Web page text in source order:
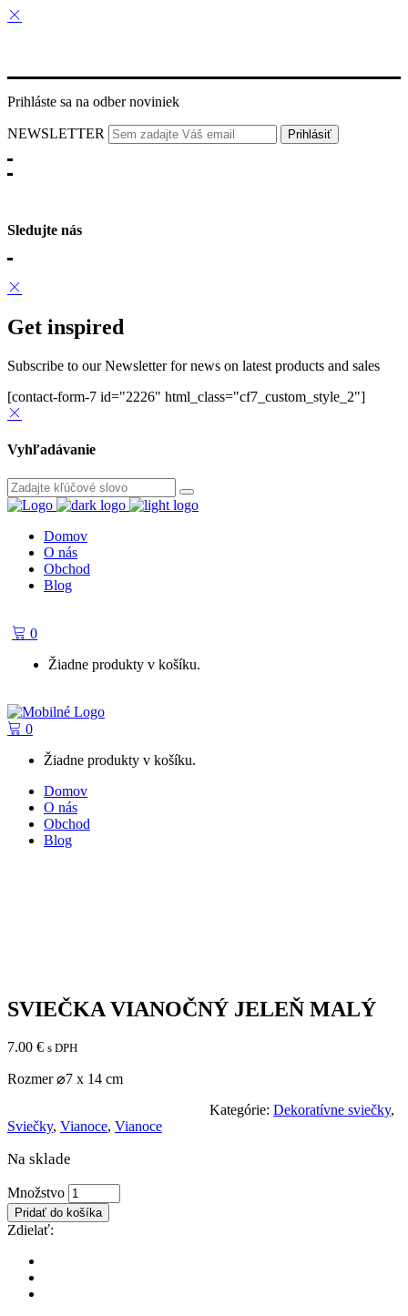
Prihláste sa na odber noviniek
NEWSLETTER
Sledujte nás
Get inspired
Subscribe to our Newsletter for news on latest products and sales
[contact-form-7 id="2226" html_class="cf7_custom_style_2"]
Vyhľadávanie
Domov
O nás
Obchod
Blog
0
Žiadne produkty v košíku.
0
Žiadne produkty v košíku.
Domov
O nás
Obchod
Blog
SVIEČKA VIANOČNÝ JELEŇ MALÝ
7.00 € s DPH
Rozmer ⌀7 x 14 cm
Kategórie: Dekoratívne sviečky,
Sviečky, Vianoce, Vianoce
Na sklade
SVIEČKA
VIANOČNÝ
JELEŇ
MALÝ
množstvo
Množstvo
Pridať do košíka
Zdielať: